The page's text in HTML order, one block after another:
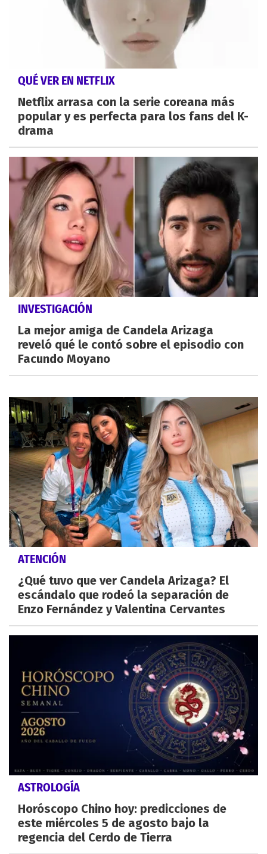
QUÉ VER EN NETFLIX
Netflix arrasa con la serie coreana más
popular y es perfecta para los fans del K-
drama
INVESTIGACIÓN
La mejor amiga de Candela Arizaga
reveló qué le contó sobre el episodio con
Facundo Moyano
ATENCIÓN
¿Qué tuvo que ver Candela Arizaga? El
escándalo que rodeó la separación de
Enzo Fernández y Valentina Cervantes
ASTROLOGÍA
Horóscopo Chino hoy: predicciones de
este miércoles 5 de agosto bajo la
regencia del Cerdo de Tierra